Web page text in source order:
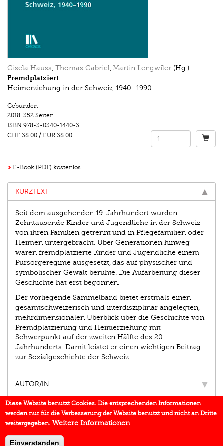
Gisela Hauss, Thomas Gabriel, Martin Lengwiler (Hg.)
Fremdplatziert
Heimerziehung in der Schweiz, 1940–1990
Gebunden
2018. 352 Seiten
ISBN 978-3-0340-1440-3
CHF 38.00 / EUR 38.00
E-Book (PDF) kostenlos
KURZTEXT
Seit dem ausgehenden 19. Jahrhundert wurden
Zehntausende Kinder und Jugendliche in der Schweiz
von ihren Familien getrennt und in Pflegefamilien oder
Heimen untergebracht. Über Generationen hinweg
waren fremdplatzierte Kinder und Jugendliche einem
Fürsorgeregime ausgesetzt, das auf physischer und
symbolischer Gewalt beruhte. Die Aufarbeitung dieser
Geschichte hat erst begonnen.
Der vorliegende Sammelband bietet erstmals einen
gesamtschweizerisch und interdisziplinär angelegten,
mehrdimensionalen Überblick über die Geschichte von
Fremdplatzierung und Heimerziehung mit
Schwerpunkt auf der zweiten Hälfte des 20.
Jahrhunderts. Damit leistet er einen wichtigen Beitrag
zur Sozialgeschichte der Schweiz.
AUTOR/IN
EINBLICK
IN DEN MEDIEN
DOWNLOADS
Diese Website benutzt Cookies. Die entsprechenden Informationen
werden nur für die Verbesserung der Website benutzt und nicht an Dritte
weitergegeben. Weitere Informationen
Einverstanden